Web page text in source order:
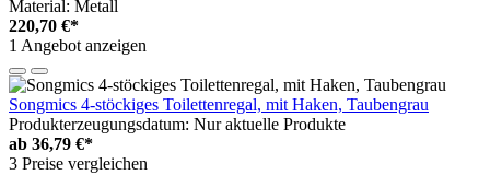
Material: Metall
220,70 €*
1 Angebot anzeigen
Songmics 4-stöckiges Toilettenregal, mit Haken, Taubengrau
Produkterzeugungsdatum: Nur aktuelle Produkte
ab 36,79 €*
3 Preise vergleichen